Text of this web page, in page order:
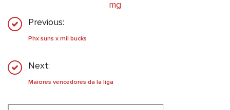
mg
Previous:
Phx suns x mil bucks
Next:
Maiores vencedores da la liga